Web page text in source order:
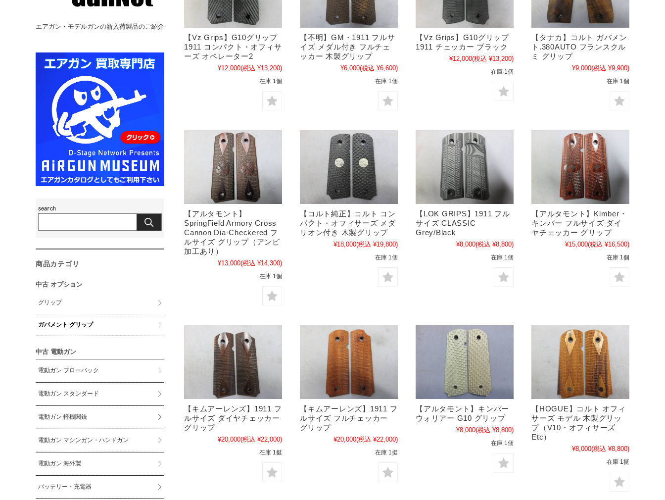
【Vz Grips】G10グリップ
1911 コンパクト・オフィサ
ーズ オペレーター2
¥12,000(税込 ¥13,200)
在庫 1個
【不明】GM・1911 フルサ
イズ メダル付き フルチェ
ッカー 木製グリップ
¥6,000(税込 ¥6,600)
在庫 1個
【Vz Grips】G10グリップ
1911 チェッカー ブラック
¥12,000(税込 ¥13,200)
在庫 1個
【タナカ】コルト ガバメン
ト.380AUTO フランスクル
ミ グリップ
¥9,000(税込 ¥9,900)
在庫 1個
【アルタモント】
SpringField Armory Cross
Cannon Dia-Checkered フ
ルサイズ グリップ（アンビ
加工あり）
¥13,000(税込 ¥14,300)
在庫 1個
【コルト純正】コルト コン
パクト・オフィサーズ メダ
リオン付き 木製グリップ
¥18,000(税込 ¥19,800)
在庫 1個
【LOK GRIPS】1911 フル
サイズ CLASSIC
Grey/Black
¥8,000(税込 ¥8,800)
在庫 1個
【アルタモント】Kimber・
キンバー フルサイズ ダイ
ヤチェッカー グリップ
¥15,000(税込 ¥16,500)
在庫 1個
【キムアーレンズ】1911 フ
ルサイズ ダイヤチェッカー
グリップ
¥20,000(税込 ¥22,000)
在庫 1挺
【キムアーレンズ】1911 フ
ルサイズ フルチェッカー
グリップ
¥20,000(税込 ¥22,000)
在庫 1挺
【アルタモント】キンバー
ウォリアー G10 グリップ
¥8,000(税込 ¥8,800)
在庫 1個
【HOGUE】コルト オフィ
サーズ モデル 木製グリッ
プ（V10・オフィサーズ
Etc）
¥8,000(税込 ¥8,800)
在庫 1挺
エアガン・モデルガンの新入荷製品のご紹介
商品カテゴリ
中古 オプション
グリップ
ガバメント グリップ
中古 電動ガン
電動ガン ブローバック
電動ガン スタンダード
電動ガン 軽機関銃
電動ガン マシンガン・ハンドガン
電動ガン 海外製
バッテリー・充電器